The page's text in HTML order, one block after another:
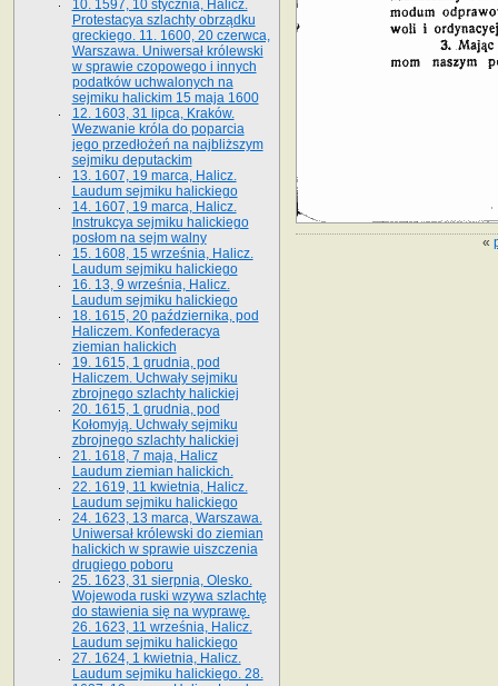
«
10. 1597, 10 stycznia, Halicz.
Protestacya szlachty obrządku
greckiego. 11. 1600, 20 czerwca,
Warszawa. Uniwersał królewski
w sprawie czopowego i innych
podatków uchwalonych na
sejmiku halickim 15 maja 1600
12. 1603, 31 lipca, Kraków.
Wezwanie króla do poparcia
jego przedłożeń na najbliższym
sejmiku deputackim
13. 1607, 19 marca, Halicz.
Laudum sejmiku halickiego
14. 1607, 19 marca, Halicz.
Instrukcya sejmiku halickiego
posłom na sejm walny
15. 1608, 15 września, Halicz.
Laudum sejmiku halickiego
16. 13, 9 września, Halicz.
Laudum sejmiku halickiego
18. 1615, 20 października, pod
Haliczem. Konfederacya
ziemian halickich
19. 1615, 1 grudnia, pod
Haliczem. Uchwały sejmiku
zbrojnego szlachty halickiej
20. 1615, 1 grudnia, pod
Kołomyją. Uchwały sejmiku
zbrojnego szlachty halickiej
21. 1618, 7 maja, Halicz
Laudum ziemian halickich.
22. 1619, 11 kwietnia, Halicz.
Laudum sejmiku halickiego
24. 1623, 13 marca, Warszawa.
Uniwersał królewski do ziemian
halickich w sprawie uiszczenia
drugiego poboru
25. 1623, 31 sierpnia, Olesko.
Wojewoda ruski wzywa szlachtę
do stawienia się na wyprawę.
26. 1623, 11 września, Halicz.
Laudum sejmiku halickiego
27. 1624, 1 kwietnia, Halicz.
Laudum sejmiku halickiego. 28.